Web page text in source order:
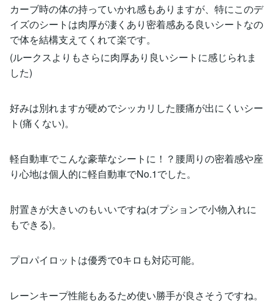
カーブ時の体の持っていかれ感もありますが、特にこのデ
イズのシートは肉厚が凄くあり密着感ある良いシートなの
で体を結構支えてくれて楽です。
(ルークスよりもさらに肉厚あり良いシートに感じられま
した)
好みは別れますが硬めでシッカリした腰痛が出にくいシー
ト(痛くない)。
軽自動車でこんな豪華なシートに！？腰周りの密着感や座
り心地は個人的に軽自動車でNo.1でした。
肘置きが大きいのもいいですね(オプションで小物入れに
もできる)。
プロパイロットは優秀で0キロも対応可能。
レーンキープ性能もあるため使い勝手が良さそうですね。